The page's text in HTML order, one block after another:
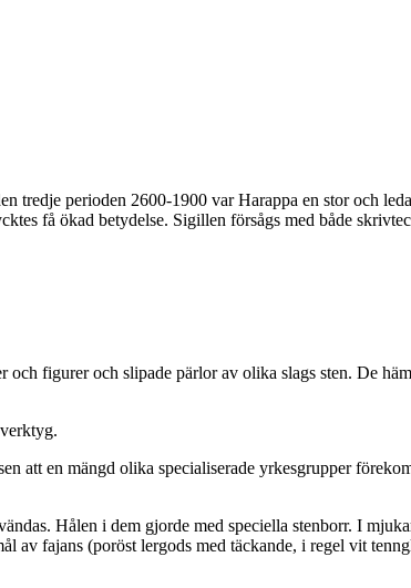
tredje perioden 2600-1900 var Harappa en stor och
få ökad betydelse. Sigillen försågs med både
figurer och slipade pärlor av olika slags sten. De
att en mängd olika specialiserade yrkesgrupper
Hålen i dem gjorde med speciella stenborr. I
av fajans (poröst lergods med täckande, i regel vit